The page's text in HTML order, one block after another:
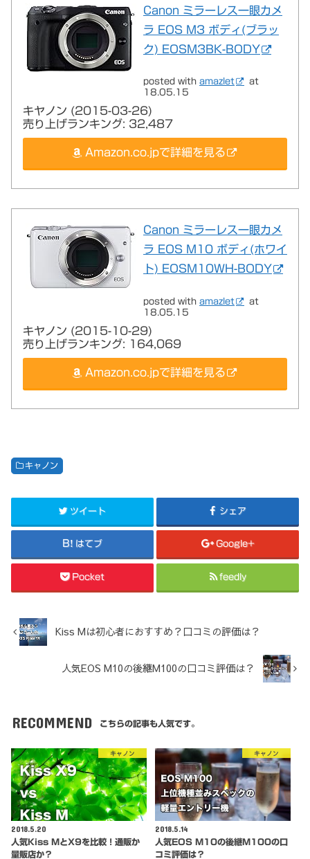
Canon ミラーレス一眼カメ
ラ EOS M3 ボディ(ブラッ
ク) EOSM3BK-BODY
posted with amazlet
at
18.05.15
キヤノン (2015-03-26)
売り上げランキング: 32,487
Amazon.co.jpで詳細を見る
Canon ミラーレス一眼カメ
ラ EOS M10 ボディ(ホワイ
ト) EOSM10WH-BODY
posted with amazlet
at
18.05.15
キヤノン (2015-10-29)
売り上げランキング: 164,069
Amazon.co.jpで詳細を見る
キャノン
ツイート シェア
はてブ Google+
Pocket feedly
Kiss Mは初心者におすすめ？口コミの評価は？
人気EOS M10の後継M100の口コミ評価は？
RECOMMEND こちらの記事も人気です。
キャノン
2018.5.20
人気Kiss MとX9を比較！通販か
量販店か？
キャノン
2018.5.14
人気EOS M10の後継M100の口
コミ評価は？